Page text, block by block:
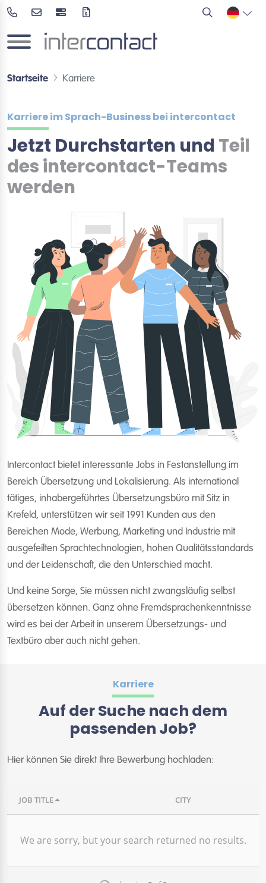
Startseite Karriere
Karriere im Sprach-Business bei intercontact
Jetzt Durchstarten undTeil
des intercontact-Teams
werden
Intercontact bietet interessante Jobs in Festanstellung im
Bereich Übersetzung und Lokalisierung. Als international
tätiges, inhabergeführtes Übersetzungsbüro mit Sitz in
Krefeld, unterstützen wir seit 1991 Kunden aus den
Bereichen Mode, Werbung, Marketing und Industrie mit
ausgefeilten Sprachtechnologien, hohen Qualitätsstandards
und der Leidenschaft, die den Unterschied macht.
Und keine Sorge, Sie müssen nicht zwangsläufig selbst
übersetzen können. Ganz ohne Fremdsprachenkenntnisse
wird es bei der Arbeit in unserem Übersetzungs- und
Textbüro aber auch nicht gehen.
Karriere
Auf der Suche nach dem
passenden Job?
Hier können Sie direkt Ihre Bewerbung hochladen: